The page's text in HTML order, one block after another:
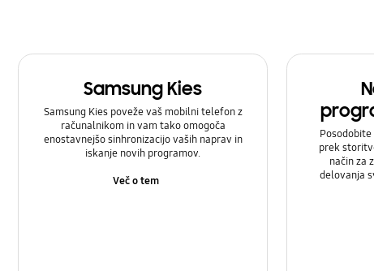
Samsung Kies
Samsung Kies poveže vaš mobilni telefon z
računalnikom in vam tako omogoča
enostavnejšo sinhronizacijo vaših naprav in
iskanje novih programov.
Več o tem
prek
način za
delovanja